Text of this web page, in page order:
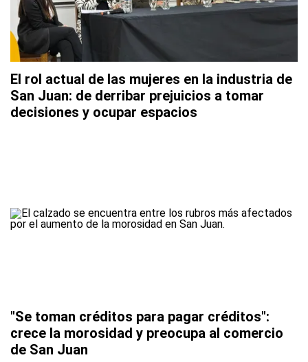
El rol actual de las mujeres en la industria de
San Juan: de derribar prejuicios a tomar
decisiones y ocupar espacios
"Se toman créditos para pagar créditos":
crece la morosidad y preocupa al comercio
de San Juan